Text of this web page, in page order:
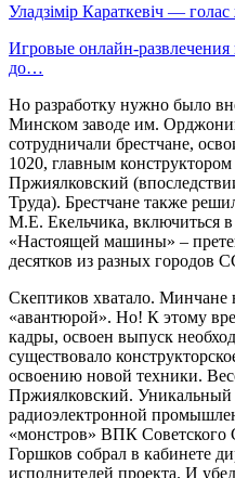
Уладзімір Караткевіч —
Игровые онлайн-развлечения
до…
Но разработку нужно было
Минском заводе им.
сотрудничали брестчане,
1020, главным
Пржиялковский
Труда). Брестчане также
М.Е. Екельчика, включиться в
«Настоящей машины» –
десятков из разных городов
Скептиков хватало. Минчане
«авантюрой». Но! К этому
кадры, освоен выпуск
существовало
освоению новой техники.
Пржиялковский. Уникальный
радиоэлектронной
«монстров» ВПК
Горшков собрал в кабинете
исполнителей проекта. И